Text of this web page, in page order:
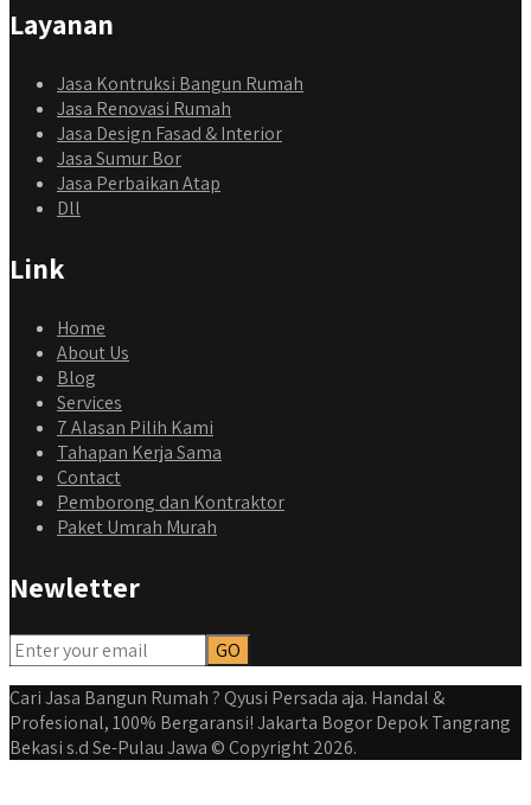
Layanan
Jasa Kontruksi Bangun Rumah
Jasa Renovasi Rumah
Jasa Design Fasad & Interior
Jasa Sumur Bor
Jasa Perbaikan Atap
Dll
Link
Home
About Us
Blog
Services
7 Alasan Pilih Kami
Tahapan Kerja Sama
Contact
Pemborong dan Kontraktor
Paket Umrah Murah
Newletter
Cari Jasa Bangun Rumah ? Qyusi Persada aja. Handal &
Profesional, 100% Bergaransi! Jakarta Bogor Depok Tangrang
Bekasi s.d Se-Pulau Jawa © Copyright 2026.